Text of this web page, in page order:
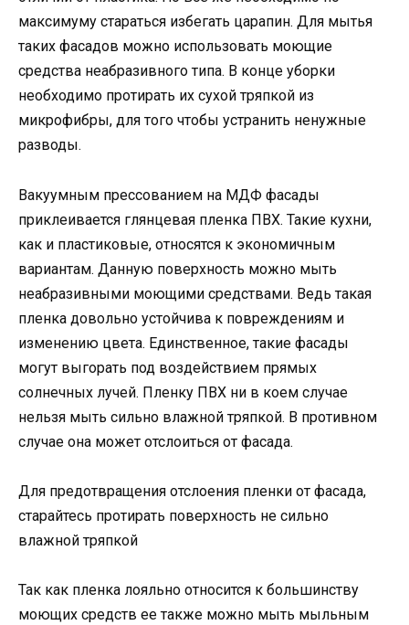
максимуму стараться избегать царапин. Для мытья
таких фасадов можно использовать моющие
средства неабразивного типа. В конце уборки
необходимо протирать их сухой тряпкой из
микрофибры, для того чтобы устранить ненужные
разводы.
Вакуумным прессованием на МДФ фасады
приклеивается глянцевая пленка ПВХ. Такие кухни,
как и пластиковые, относятся к экономичным
вариантам. Данную поверхность можно мыть
неабразивными моющими средствами. Ведь такая
пленка довольно устойчива к повреждениям и
изменению цвета. Единственное, такие фасады
могут выгорать под воздействием прямых
солнечных лучей. Пленку ПВХ ни в коем случае
нельзя мыть сильно влажной тряпкой. В противном
случае она может отслоиться от фасада.
Для предотвращения отслоения пленки от фасада,
старайтесь протирать поверхность не сильно
влажной тряпкой
Так как пленка лояльно относится к большинству
моющих средств ее также можно мыть мыльным